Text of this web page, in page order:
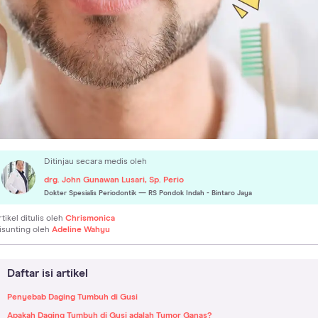
Ditinjau secara medis oleh
drg. John Gunawan Lusari, Sp. Perio
Dokter Spesialis Periodontik — RS Pondok Indah - Bintaro Jaya
ditulis oleh Chrismonica
oleh Adeline Wahyu
Daftar isi artikel
Penyebab Daging Tumbuh di Gusi
Apakah Daging Tumbuh di Gusi adalah Tumor Ganas?